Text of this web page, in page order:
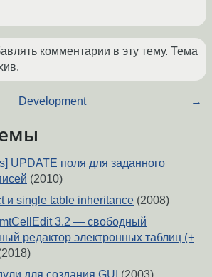
комментарии в эту тему. Тема
Development →
UPDATE поля для заданного
(2010)
и single table inheritance (2008)
mtCellEdit 3.2 — свободный
редактор электронных таблиц (+
для создания GUI (2003)